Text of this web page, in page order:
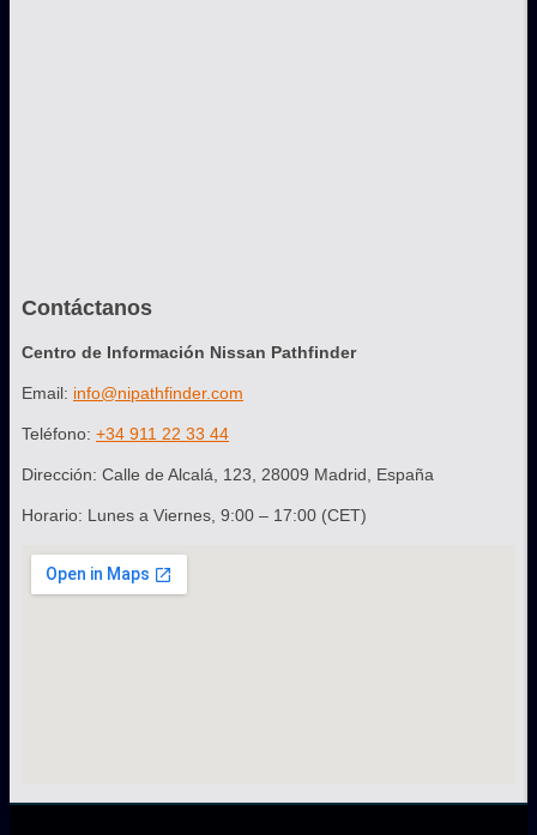
Contáctanos
Centro de Información Nissan Pathfinder
Email: info@nipathfinder.com
Teléfono: +34 911 22 33 44
Dirección: Calle de Alcalá, 123, 28009 Madrid, España
Horario: Lunes a Viernes, 9:00 – 17:00 (CET)